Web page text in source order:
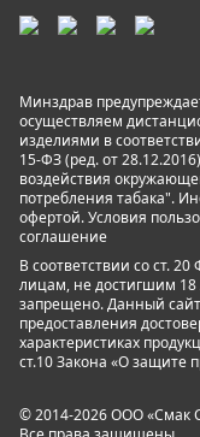
Минздрав
осуществляем
изделиями в
15-ФЗ (ред. от
воздействия
потребления табака".
офертой. Условия
соглашение
В соответствии со ст.
лицам, не достигшим
запрещено. Данный
предоставления
характеристиках
ст.10 Закона «О защите
© 2014-2026 ООО «Смак